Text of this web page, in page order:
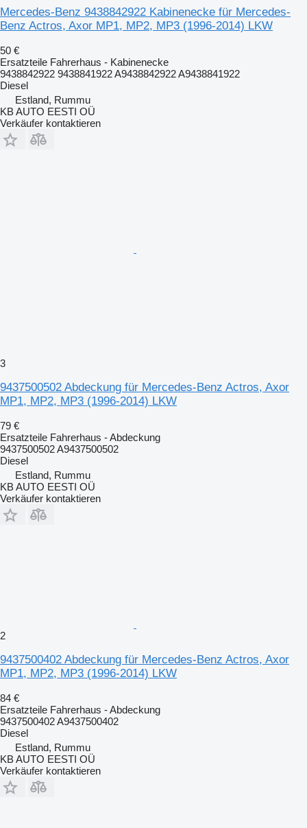
Mercedes-Benz 9438842922 Kabinenecke für Mercedes-
Benz Actros, Axor MP1, MP2, MP3 (1996-2014) LKW
50 €
Ersatzteile Fahrerhaus - Kabinenecke
9438842922 9438841922 A9438842922 A9438841922
Diesel
Estland, Rummu
KB AUTO EESTI OÜ
Verkäufer kontaktieren
3
9437500502 Abdeckung für Mercedes-Benz Actros, Axor
MP1, MP2, MP3 (1996-2014) LKW
79 €
Ersatzteile Fahrerhaus - Abdeckung
9437500502 A9437500502
Diesel
Estland, Rummu
KB AUTO EESTI OÜ
Verkäufer kontaktieren
2
9437500402 Abdeckung für Mercedes-Benz Actros, Axor
MP1, MP2, MP3 (1996-2014) LKW
84 €
Ersatzteile Fahrerhaus - Abdeckung
9437500402 A9437500402
Diesel
Estland, Rummu
KB AUTO EESTI OÜ
Verkäufer kontaktieren